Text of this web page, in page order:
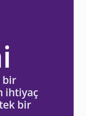
bir
ihtiyaç
bir